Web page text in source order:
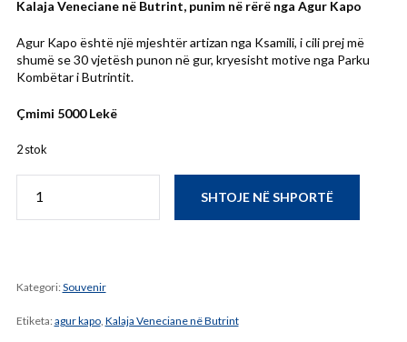
bazuar në
klienti
Kalaja Veneciane në Butrint, punim në rërë nga Agur Kapo
Agur Kapo është një mjeshtër artizan nga Ksamili, i cili prej më
shumë se 30 vjetësh punon në gur, kryesisht motive nga Parku
Kombëtar i Butrintit.
Çmimi 5000 Lekë
2 stok
Kalaja
Veneciane
në
nga
SHTOJE NË SHPORTË
Kategori: Souvenir
Etiketa: agur kapo, Kalaja Veneciane në Butrint